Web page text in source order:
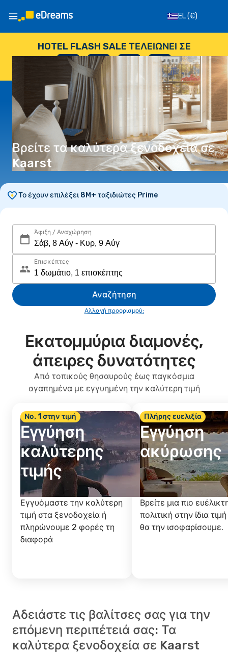
EL(€)
HOTEL FLASH SALE ΤΕΛΕΙΏΝΕΙ ΣΕ
--
ΗΜΈΡΕΣ
: --
ΏΡΕΣ
: --
ΔΕΥΤΕΡΌΛΕΠΤΑ
Βρείτε τα καλύτερα ξενοδοχεία σε
Kaarst
Το έχουν επιλέξει 8M+ ταξιδιώτες Prime
Άφιξη / Αναχώρηση
Επισκέπτες
Αναζήτηση
Αλλαγή προορισμού;
Εκατομμύρια διαμονές,
άπειρες δυνατότητες
Από τοπικούς θησαυρούς έως παγκόσμια
αγαπημένα με εγγυημένη την καλύτερη τιμή
Νο. 1 στην τιμή
Εγγύηση
καλύτερης
τιμής
Εγγυόμαστε την καλύτερη
τιμή στα ξενοδοχεία ή
πληρώνουμε 2 φορές τη
διαφορά
Πλήρης ευελιξία
Εγγύηση
ακύρωσης
Βρείτε μια πιο
πολιτική στην ίδια
θα την ισοφαρίσουμε.
Αδειάστε τις βαλίτσες σας για την
επόμενη περιπέτειά σας: Τα
καλύτερα ξενοδοχεία σε Kaarst